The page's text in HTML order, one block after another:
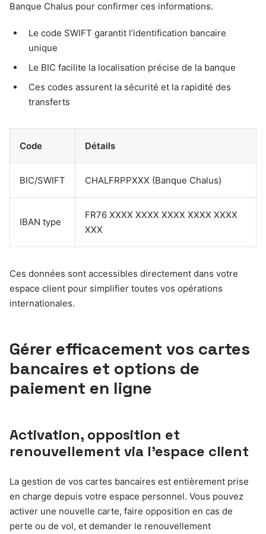
Banque Chalus pour confirmer ces informations.
Le code SWIFT garantit l’identification bancaire
unique
Le BIC facilite la localisation précise de la banque
Ces codes assurent la sécurité et la rapidité des
transferts
Code Détails
BIC/SWIFT CHALFRPPXXX (Banque Chalus)
IBAN type
FR76 XXXX XXXX XXXX XXXX XXXX
XXX
Ces données sont accessibles directement dans votre
espace client pour simplifier toutes vos opérations
internationales.
Gérer efficacement vos cartes
bancaires et options de
paiement en ligne
Activation, opposition et
renouvellement via l’espace client
La gestion de vos cartes bancaires est entièrement prise
en charge depuis votre espace personnel. Vous pouvez
activer une nouvelle carte, faire opposition en cas de
perte ou de vol, et demander le renouvellement